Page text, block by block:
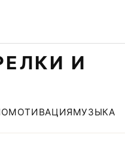
И
МОТИВАЦИЯМУЗЫКА